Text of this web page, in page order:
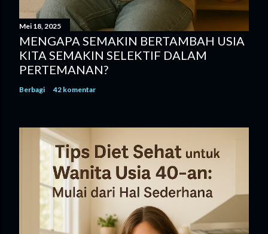
Mei 18, 2025
MENGAPA SEMAKIN BERTAMBAH USIA
KITA SEMAKIN SELEKTIF DALAM
PERTEMANAN?
Berbagi 42 komentar